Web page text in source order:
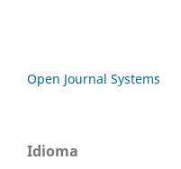
Open Journal Systems
Idioma